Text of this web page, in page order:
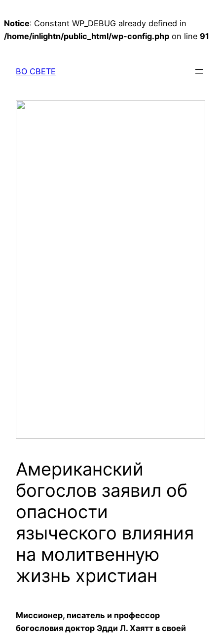
Notice: Constant WP_DEBUG already defined in
/home/inlightn/public_html/wp-config.php on line 91
содержимому
ВО СВЕТЕ
Американский
богослов заявил об
опасности
языческого влияния
на молитвенную
жизнь христиан
Миссионер, писатель и профессор
богословия доктор Эдди Л. Хаятт в своей